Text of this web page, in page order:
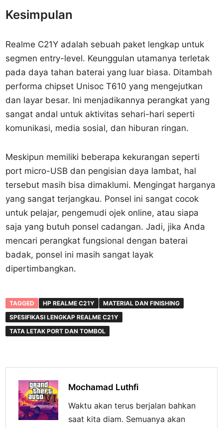
Kesimpulan
Realme C21Y adalah sebuah paket lengkap untuk
segmen entry-level. Keunggulan utamanya terletak
pada daya tahan baterai yang luar biasa. Ditambah
performa chipset Unisoc T610 yang mengejutkan
dan layar besar. Ini menjadikannya perangkat yang
sangat andal untuk aktivitas sehari-hari seperti
komunikasi, media sosial, dan hiburan ringan.
Meskipun memiliki beberapa kekurangan seperti
port micro-USB dan pengisian daya lambat, hal
tersebut masih bisa dimaklumi. Mengingat harganya
yang sangat terjangkau. Ponsel ini sangat cocok
untuk pelajar, pengemudi ojek online, atau siapa
saja yang butuh ponsel cadangan. Jadi, jika Anda
mencari perangkat fungsional dengan baterai
badak, ponsel ini masih sangat layak
dipertimbangkan.
TAGGED HP REALME C21Y
MATERIAL DAN FINISHING
SPESIFIKASI LENGKAP REALME C21Y
TATA LETAK PORT DAN TOMBOL
Mochamad Luthfi
Waktu akan terus berjalan bahkan
saat kita diam. Semuanya akan